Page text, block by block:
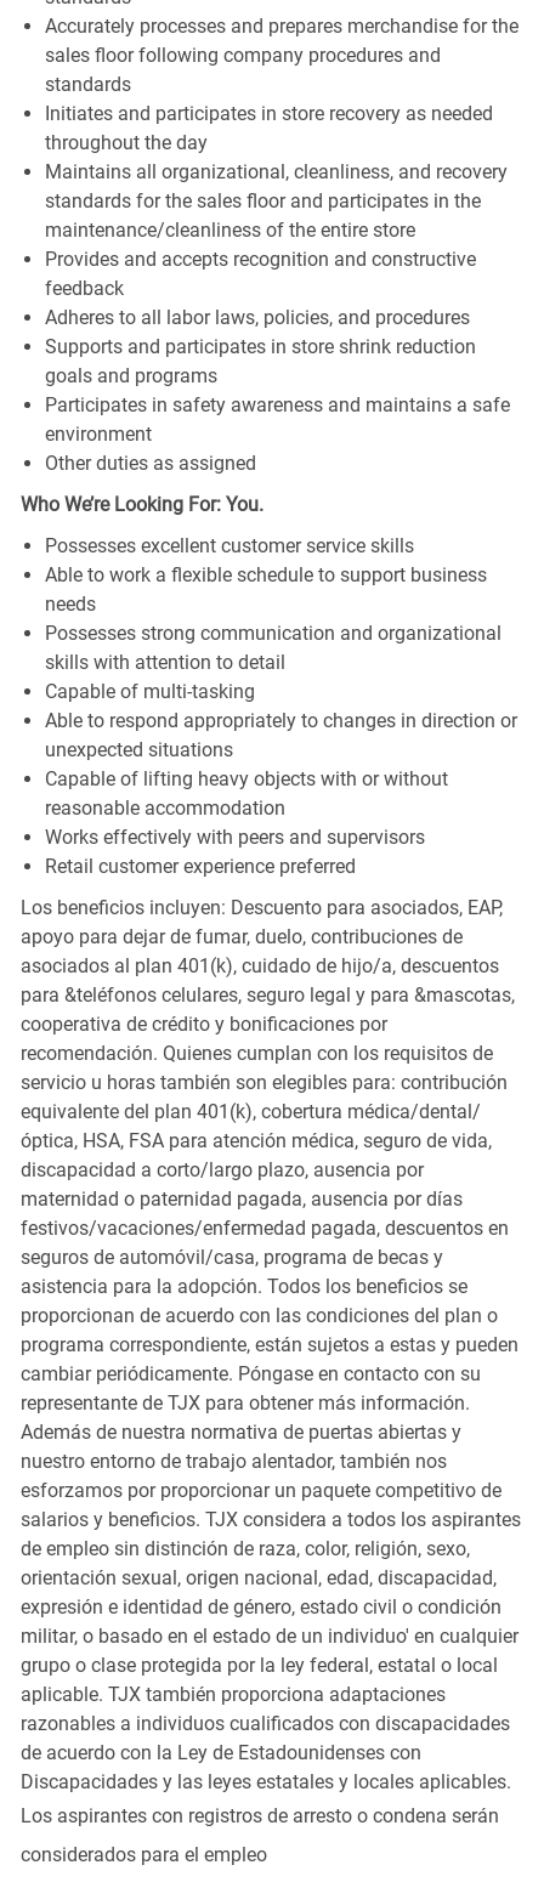
Accurately processes and prepares merchandise for the
sales floor following company procedures and
standards
Initiates and participates in store recovery as needed
throughout the day
Maintains all organizational, cleanliness, and recovery
standards for the sales floor and participates in the
maintenance/cleanliness of the entire store
Provides and accepts recognition and constructive
feedback
Adheres to all labor laws, policies, and procedures
Supports and participates in store shrink reduction
goals and programs
Participates in safety awareness and maintains a safe
environment
Other duties as assigned
Who We’re Looking For: You.
Possesses excellent customer service skills
Able to work a flexible schedule to support business
needs
Possesses strong communication and organizational
skills with attention to detail
Capable of multi-tasking
Able to respond appropriately to changes in direction or
unexpected situations
Capable of lifting heavy objects with or without
reasonable accommodation
Works effectively with peers and supervisors
Retail customer experience preferred
Los beneficios incluyen: Descuento para asociados, EAP,
apoyo para dejar de fumar, duelo, contribuciones de
asociados al plan 401(k), cuidado de hijo/a, descuentos
para &teléfonos celulares, seguro legal y para &mascotas,
cooperativa de crédito y bonificaciones por
recomendación. Quienes cumplan con los requisitos de
servicio u horas también son elegibles para: contribución
equivalente del plan 401(k), cobertura médica/dental/
óptica, HSA, FSA para atención médica, seguro de vida,
discapacidad a corto/largo plazo, ausencia por
maternidad o paternidad pagada, ausencia por días
festivos/vacaciones/enfermedad pagada, descuentos en
seguros de automóvil/casa, programa de becas y
asistencia para la adopción. Todos los beneficios se
proporcionan de acuerdo con las condiciones del plan o
programa correspondiente, están sujetos a estas y pueden
cambiar periódicamente. Póngase en contacto con su
representante de TJX para obtener más información.
Además de nuestra normativa de puertas abiertas y
nuestro entorno de trabajo alentador, también nos
esforzamos por proporcionar un paquete competitivo de
salarios y beneficios. TJX considera a todos los aspirantes
de empleo sin distinción de raza, color, religión, sexo,
orientación sexual, origen nacional, edad, discapacidad,
expresión e identidad de género, estado civil o condición
militar, o basado en el estado de un individuo' en cualquier
grupo o clase protegida por la ley federal, estatal o local
aplicable. TJX también proporciona adaptaciones
razonables a individuos cualificados con discapacidades
de acuerdo con la Ley de Estadounidenses con
Discapacidades y las leyes estatales y locales aplicables.
Los aspirantes con registros de arresto o condena serán
considerados para el empleo